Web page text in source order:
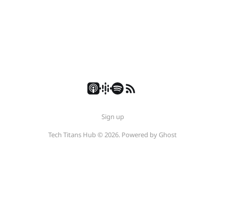
Sign up
Tech Titans Hub © 2026. Powered by Ghost